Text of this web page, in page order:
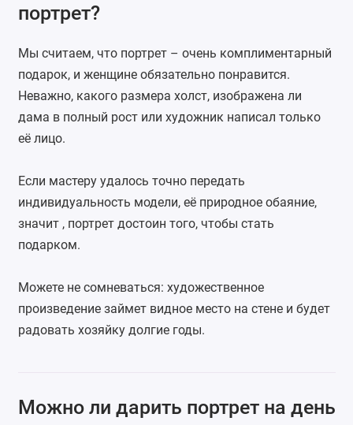
портрет?
Мы считаем, что портрет – очень комплиментарный
подарок, и женщине обязательно понравится.
Неважно, какого размера холст, изображена ли
дама в полный рост или художник написал только
её лицо.
Если мастеру удалось точно передать
индивидуальность модели, её природное обаяние,
значит , портрет достоин того, чтобы стать
подарком.
Можете не сомневаться: художественное
произведение займет видное место на стене и будет
радовать хозяйку долгие годы.
Можно ли дарить портрет на день